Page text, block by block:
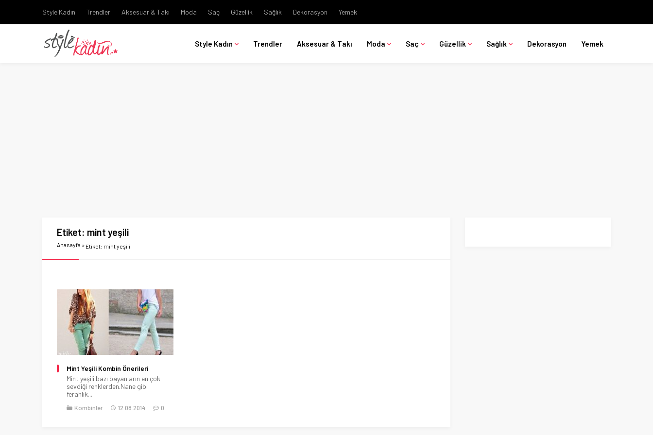
Style Kadın Trendler Aksesuar & Takı Moda Saç Güzellik Sağlık Dekorasyon Yemek
Style Kadın Trendler Aksesuar & Takı Moda Saç Güzellik Sağlık Dekorasyon Yemek
Etiket: mint yeşili
Anasayfa » Etiket: mint yeşili
Mint Yeşili Kombin Önerileri
Mint yeşili bazı bayanların en çok
sevdiği renklerden.Nane gibi
ferahlık...
Kombinler 12.08.2014 0